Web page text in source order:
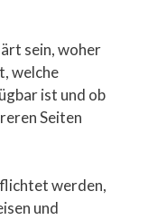
sein, woher
welche
ist und ob
Seiten
werden,
und